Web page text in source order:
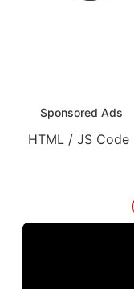
Sponsored Ads
HTML / JS Code